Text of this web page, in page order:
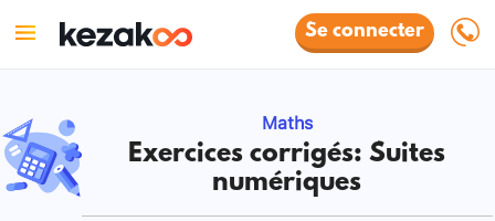
Se connecter
Maths
Exercices corrigés: Suites
numériques